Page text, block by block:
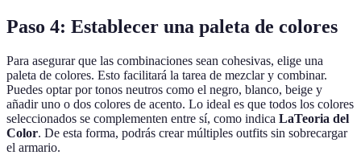
Paso 4: Establecer una paleta de colores
Para asegurar que las combinaciones sean cohesivas, elige una
paleta de colores. Esto facilitará la tarea de mezclar y combinar.
Puedes optar por tonos neutros como el negro, blanco, beige y
añadir uno o dos colores de acento. Lo ideal es que todos los colores
seleccionados se complementen entre sí, como indica LaTeoria del
Color. De esta forma, podrás crear múltiples outfits sin sobrecargar
el armario.